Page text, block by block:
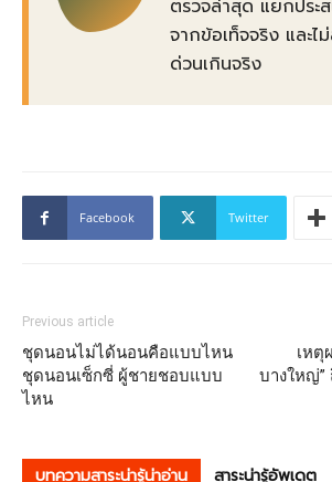
ตรวจล่าสุด แยกปร
จากข้อเท็จจริง และไ
ด่วนเกินจริง
Facebook Twitter
Previous article
ชุดนอนไม่ได้นอนคือแบบไหน
ชุดนอนเซ็กซี่ ผู้ชายชอบแบบ
ไหน
เหตุ
บางใหญ่”
บทความสาระน่ารู้น่าอ่าน สาระน่ารู้อัพเดต